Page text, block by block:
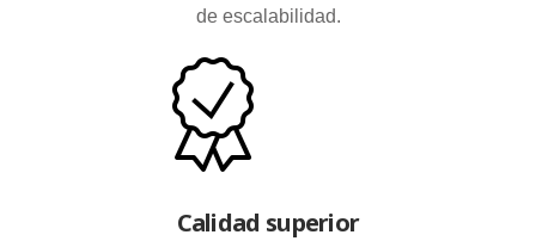
de escalabilidad.
Calidad superior